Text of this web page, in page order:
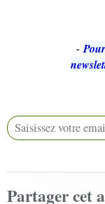
-
Partager cet